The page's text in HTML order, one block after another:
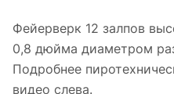
Фейерверк 12 залпов
0,8 дюйма диаметром
Подробнее
видео слева.